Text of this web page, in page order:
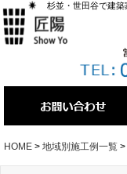
杉並・世田谷で建築
HOME > 地域別施工例一覧 >